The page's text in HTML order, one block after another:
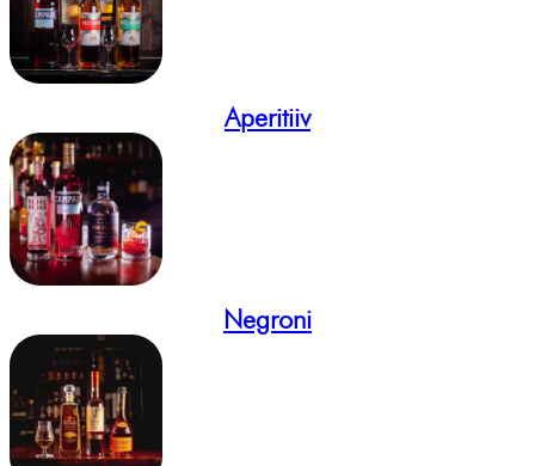
Aperitiiv
Negroni